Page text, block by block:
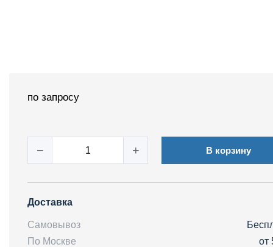
по запросу
− + В корзину
Доставка
Самовывоз
По Москве
от